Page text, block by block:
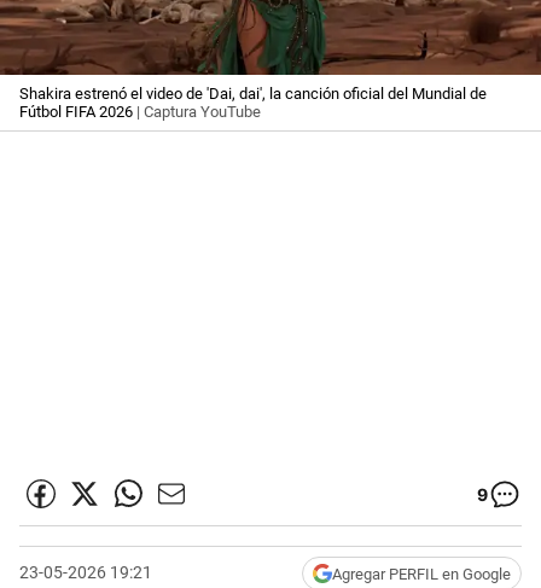
Shakira estrenó el video de 'Dai, dai', la canción oficial del Mundial de
Fútbol FIFA 2026 | Captura YouTube
9
23-05-2026 19:21 Agregar PERFIL en Google